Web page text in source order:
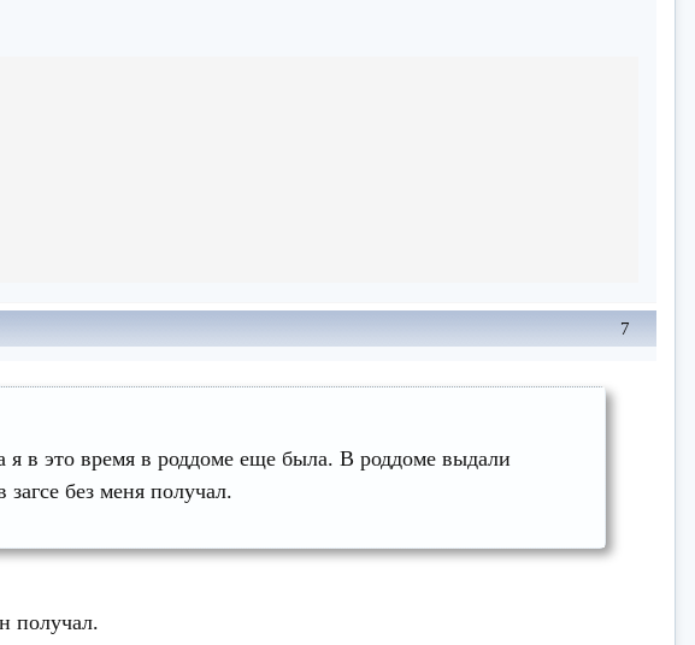
7
в это время в роддоме еще была. В роддоме выдали
без меня получал.
получал.